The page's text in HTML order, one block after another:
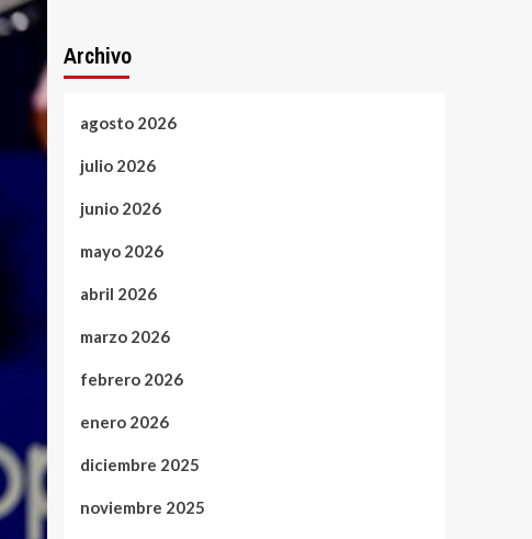
Archivo
agosto 2026
julio 2026
junio 2026
mayo 2026
abril 2026
marzo 2026
febrero 2026
enero 2026
diciembre 2025
noviembre 2025